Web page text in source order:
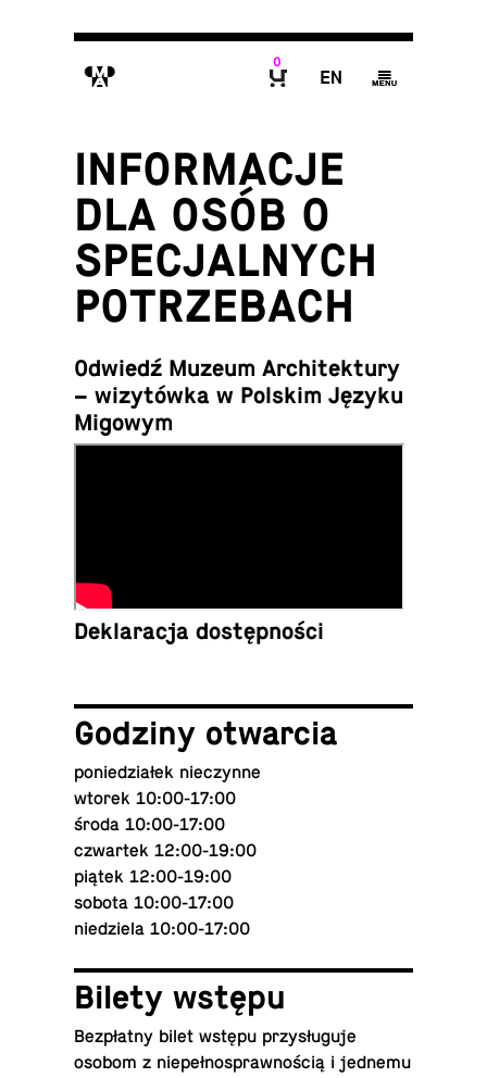
M
0
E g
IN­FOR­MA­CJE
DLA OSÓB O
SPE­CJAL­NYCH
POTRZEBACH
Odwiedź Muzeum Ar­chi­tek­tu­ry
– wi­zy­tów­ka w Polskim Języku
Migowym
De­kla­ra­cja dostępności
Godziny otwarcia
po­nie­dzia­łek nieczynne
wtorek 10:00-17:00
środa 10:00-17:00
czwar­tek 12:00-19:00
piątek 12:00-19:00
sobota 10:00-17:00
nie­dzie­la 10:00-17:00
Bilety wstępu
Bez­płat­ny bilet wstępu przy­słu­gu­je
osobom z nie­peł­no­spraw­no­ścią i jednemu